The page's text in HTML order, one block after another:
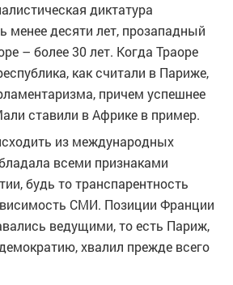
диктатура
менее десяти лет, прозападный
– более 30 лет. Когда Траоре
как считали в Париже,
причем успешнее
ставили в Африке в пример.
из международных
всеми признаками
будь то транспарентность
СМИ. Позиции Франции
ведущими, то есть Париж,
хвалил прежде всего